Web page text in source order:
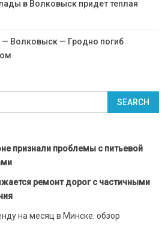
в Волковыск придет теплая
— Волковыск — Гродно погиб
признали проблемы с питьевой
ремонт дорог с частичными
на месяц в Минске: обзор